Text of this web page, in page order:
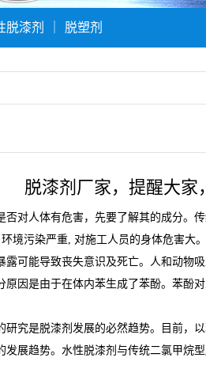
脱漆剂 脱塑剂
脱漆剂厂家，提醒大
否对人体有危害，先要了解其的成分。
境污染严重, 对施工人员的身体危害大
露可能导致丧失意识及死亡。人和动物
原因是由于在体内苯生成了苯酚。苯酚
研究是脱漆剂发展的必然趋势。目前，
发展趋势。水性脱漆剂与传统二氯甲烷